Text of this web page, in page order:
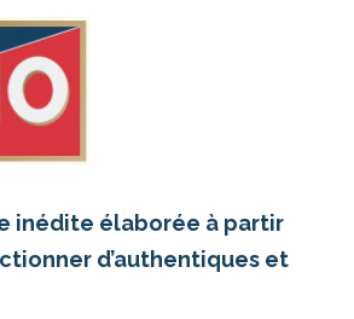
inédite élaborée à partir
d’authentiques et